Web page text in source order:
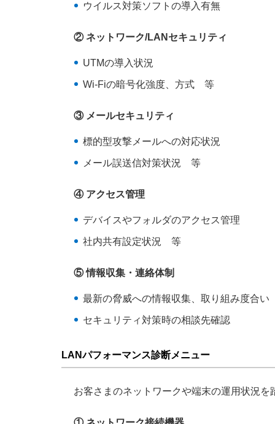
ウイルス対策ソフトの導入有無
② ネットワーク/LANセキュリティ
UTMの導入状況
Wi‐Fiの暗号化強度、方式 等
③ メールセキュリティ
標的型攻撃メールへの対応状況
メール誤送信対策状況 等
④ アクセス管理
デバイスやフォルダのアクセス管理
社内共有設定状況 等
⑤ 情報収集・連絡体制
最新の脅威への情報収集、取り組み度合い
セキュリティ対策時の相談先確認
LANパフォーマンス診断メニュー
お客さまのネットワークや端末の運用状況